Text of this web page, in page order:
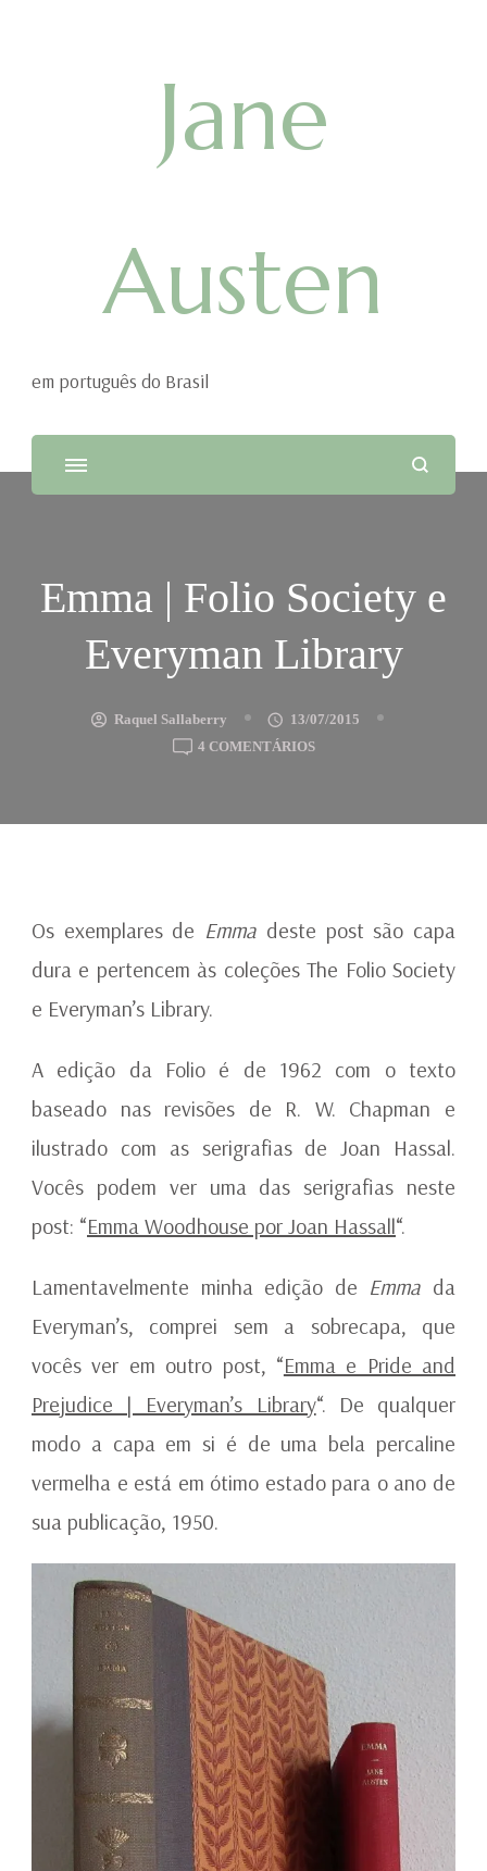
Jane
Austen
em português do Brasil
Emma | Folio Society e
Everyman Library
Raquel Sallaberry
13/07/2015
4 COMENTÁRIOSEM
FOLIO
LIBRARY
Os exemplares de Emma deste post são capa
dura e pertencem às coleções The Folio Society
e Everyman’s Library.
A edição da Folio é de 1962 com o texto
baseado nas revisões de R. W. Chapman e
ilustrado com as serigrafias de Joan Hassal.
Vocês podem ver uma das serigrafias neste
post: “Emma Woodhouse por Joan Hassall“.
Lamentavelmente minha edição de Emma da
Everyman’s, comprei sem a sobrecapa, que
vocês ver em outro post, “Emma e Pride and
Prejudice | Everyman’s Library“. De qualquer
modo a capa em si é de uma bela percaline
vermelha e está em ótimo estado para o ano de
sua publicação, 1950.